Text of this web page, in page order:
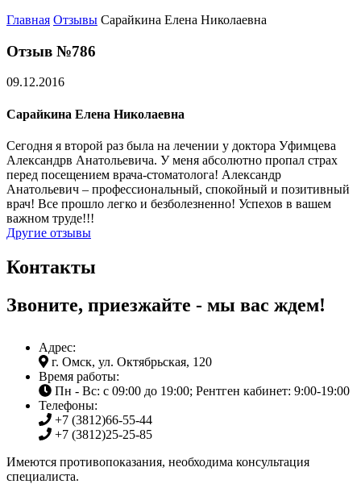
Главная Отзывы Сарайкина Елена Николаевна
Отзыв №786
09.12.2016
Сарайкина Елена Николаевна
Сегодня я второй раз была на лечении у доктора Уфимцева
Александрв Анатольевича. У меня абсолютно пропал страх
перед посещением врача-стоматолога! Александр
Анатольевич – профессиональный, спокойный и позитивный
врач! Все прошло легко и безболезненно! Успехов в вашем
важном труде!!!
Другие отзывы
Контакты
Звоните, приезжайте - мы вас ждем!
Адрес:
г. Омск, ул. Октябрьская, 120
Время работы:
Пн - Вс: с 09:00 до 19:00; Рентген кабинет: 9:00-19:00
Телефоны:
+7 (3812)66-55-44
+7 (3812)25-25-85
Имеются противопоказания, необходима консультация
специалиста.